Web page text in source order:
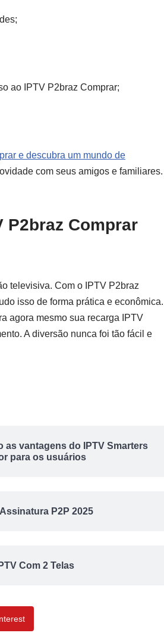
ao IPTV P2braz Comprar;
e descubra um mundo de
com seus amigos e familiares.
P2braz Comprar
televisiva. Com o IPTV P2braz
isso de forma prática e econômica.
agora mesmo sua recarga IPTV
A diversão nunca foi tão fácil e
as vantagens do IPTV Smarters
para os usuários
P2P 2025
Com 2 Telas